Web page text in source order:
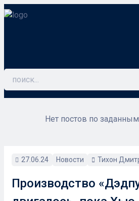
Skip
Найти:
ТРЕЙЛЕРЫ
Нет постов по
27.06.24 Новости Тихон
Производство